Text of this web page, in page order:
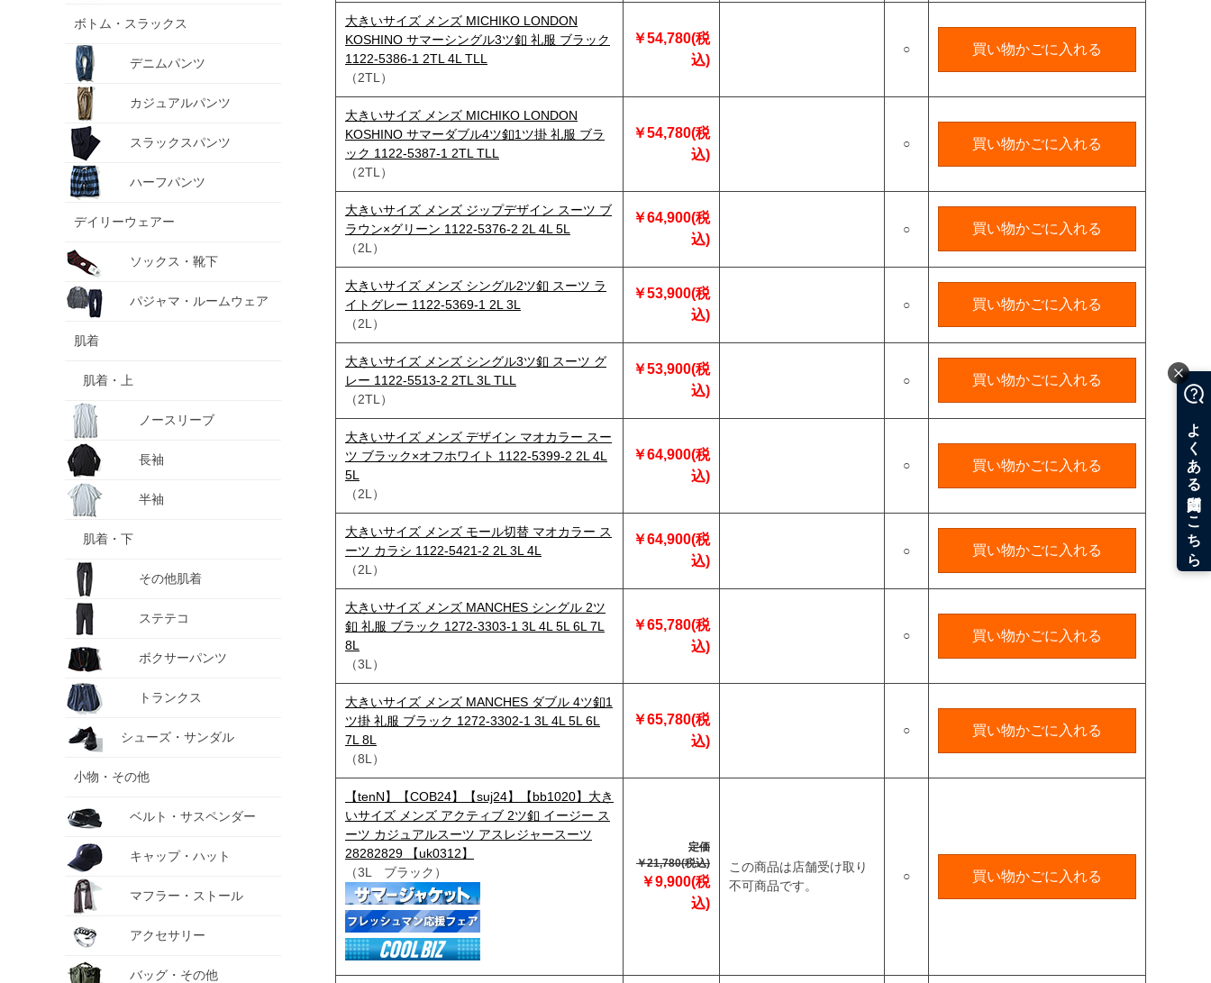
ボトム・スラックス
デニムパンツ
カジュアルパンツ
スラックスパンツ
ハーフパンツ
デイリーウェアー
ソックス・靴下
パジャマ・ルームウェア
肌着
肌着・上
ノースリーブ
長袖
半袖
肌着・下
その他肌着
ステテコ
ボクサーパンツ
トランクス
シューズ・サンダル
小物・その他
ベルト・サスペンダー
キャップ・ハット
マフラー・ストール
アクセサリー
バッグ・その他
大きいサイズ メンズ MICHIKO LONDON
KOSHINO サマーシングル3ツ釦 礼服 ブラック
1122-5386-1 2TL 4L TLL
（2TL）
￥54,780(税
込)
○ 買い物かごに入れる
大きいサイズ メンズ MICHIKO LONDON
KOSHINO サマーダブル4ツ釦1ツ掛 礼服 ブラ
ック 1122-5387-1 2TL TLL
（2TL）
￥54,780(税
込)
○ 買い物かごに入れる
大きいサイズ メンズ ジップデザイン スーツ ブ
ラウン×グリーン 1122-5376-2 2L 4L 5L
（2L）
￥64,900(税
込)
○ 買い物かごに入れる
大きいサイズ メンズ シングル2ツ釦 スーツ ラ
イトグレー 1122-5369-1 2L 3L
（2L）
￥53,900(税
込)
○ 買い物かごに入れる
大きいサイズ メンズ シングル3ツ釦 スーツ グ
レー 1122-5513-2 2TL 3L TLL
（2TL）
￥53,900(税
込)
○ 買い物かごに入れる
大きいサイズ メンズ デザイン マオカラー スー
ツ ブラック×オフホワイト 1122-5399-2 2L 4L
5L
（2L）
￥64,900(税
込)
○ 買い物かごに入れる
大きいサイズ メンズ モール切替 マオカラー ス
ーツ カラシ 1122-5421-2 2L 3L 4L
（2L）
￥64,900(税
込)
○ 買い物かごに入れる
大きいサイズ メンズ MANCHES シングル 2ツ
釦 礼服 ブラック 1272-3303-1 3L 4L 5L 6L 7L
8L
（3L）
￥65,780(税
込)
○ 買い物かごに入れる
大きいサイズ メンズ MANCHES ダブル 4ツ釦1
ツ掛 礼服 ブラック 1272-3302-1 3L 4L 5L 6L
7L 8L
（8L）
￥65,780(税
込)
○ 買い物かごに入れる
【tenN】【COB24】【suj24】【bb1020】大き
いサイズ メンズ アクティブ 2ツ釦 イージー ス
ーツ カジュアルスーツ アスレジャースーツ
28282829 【uk0312】
（3L ブラック）
定価
￥21,780(税込)
￥9,900(税
込)
この商品は店舗受け取り
不可商品です。
○ 買い物かごに入れる